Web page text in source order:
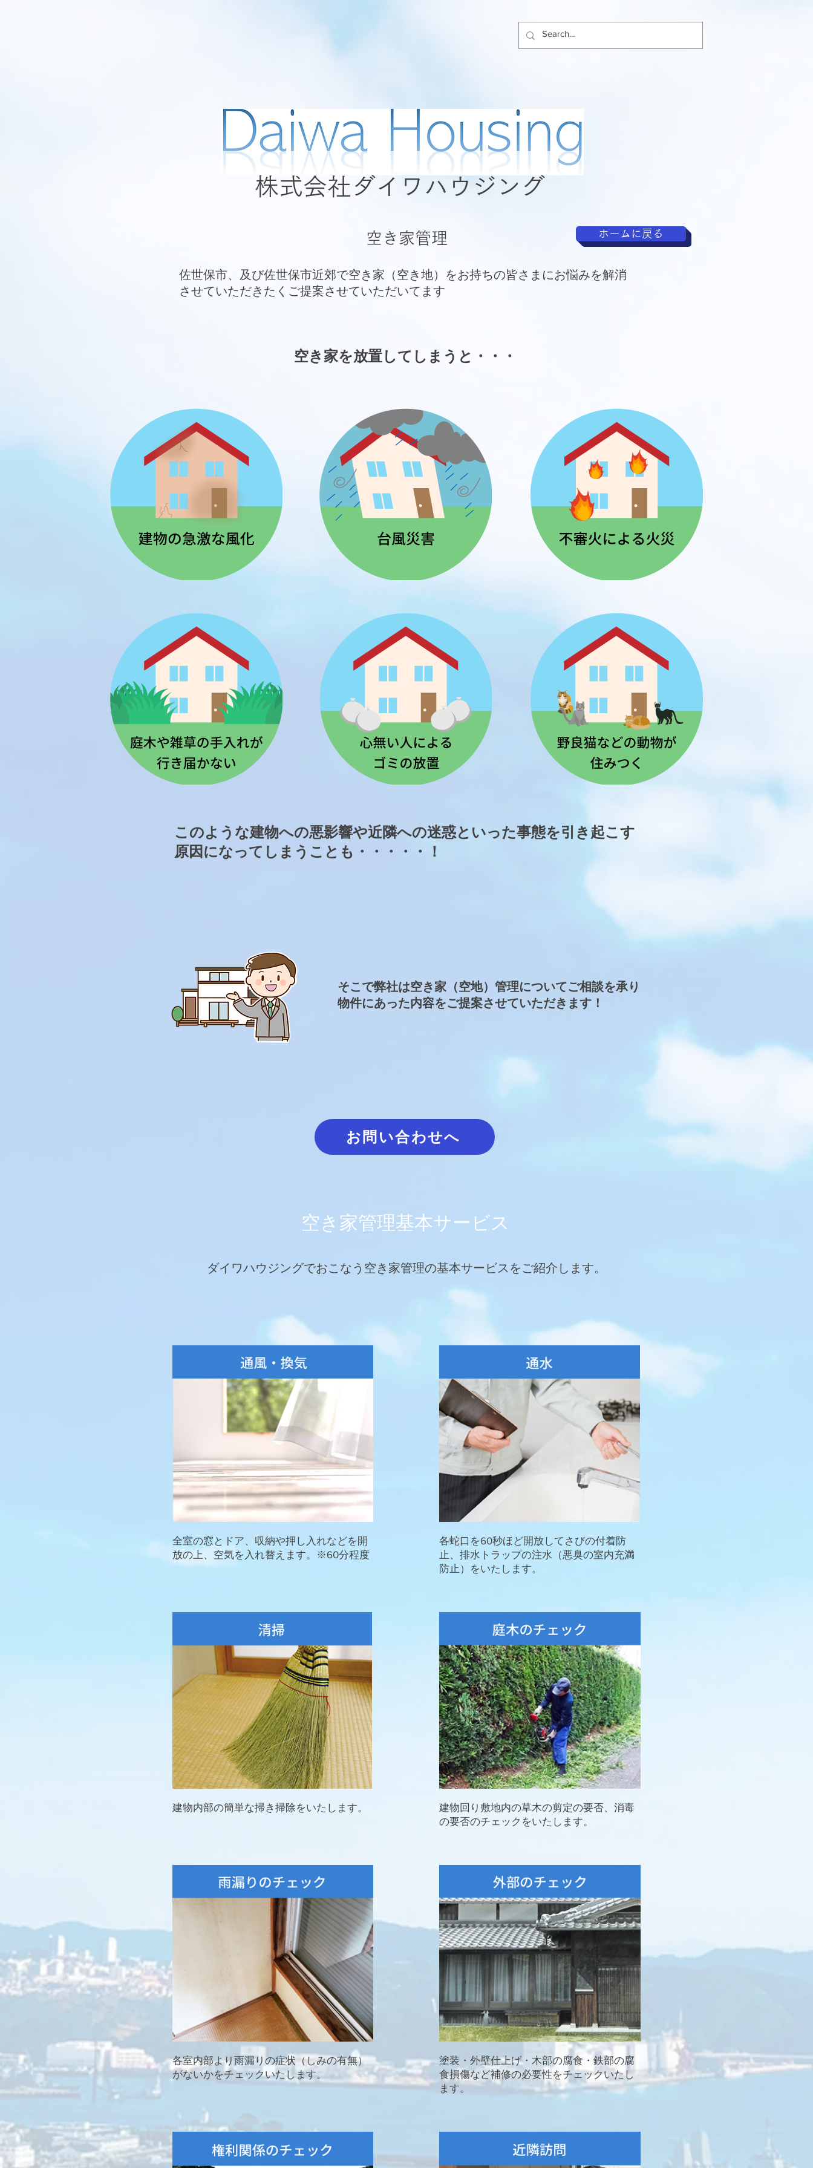
​株式会社ダイワハウジング
空き家管理 ホームに戻る
佐世保市、及び佐世保市近郊で空き家（空き地）をお持ちの皆さまにお悩みを解消
させていただきたくご提案させていただいてます
空き家を放置してしまうと・・・
このような建物への悪影響や近隣への迷惑といった事態を引き起こす
原因になってしまうことも・・・・・！
そこで弊社は空き家（空地）管理についてご相談を承り
物件にあった内容をご提案させていただきます！
お問い合わせへ
空き家管理基本サービス
ダイワハウジングでおこなう空き家管理の基本サービスをご紹介します。
全室の窓とドア、収納や押し入れなどを開
放の上、空気を入れ替えます。※60分程度
各蛇口を60秒ほど開放してさびの付着防
止、排水トラップの注水（悪臭の室内充満
防止）をいたします。
建物内部の簡単な掃き掃除をいたします。
建物回り敷地内の草木の剪定の要否、消毒
の要否のチェックをいたします。
各室内部より雨漏りの症状（しみの有無）
がないかをチェックいたします。
塗装・外壁仕上げ・木部の腐食・鉄部の腐
食損傷など補修の必要性をチェックいたし
ます。